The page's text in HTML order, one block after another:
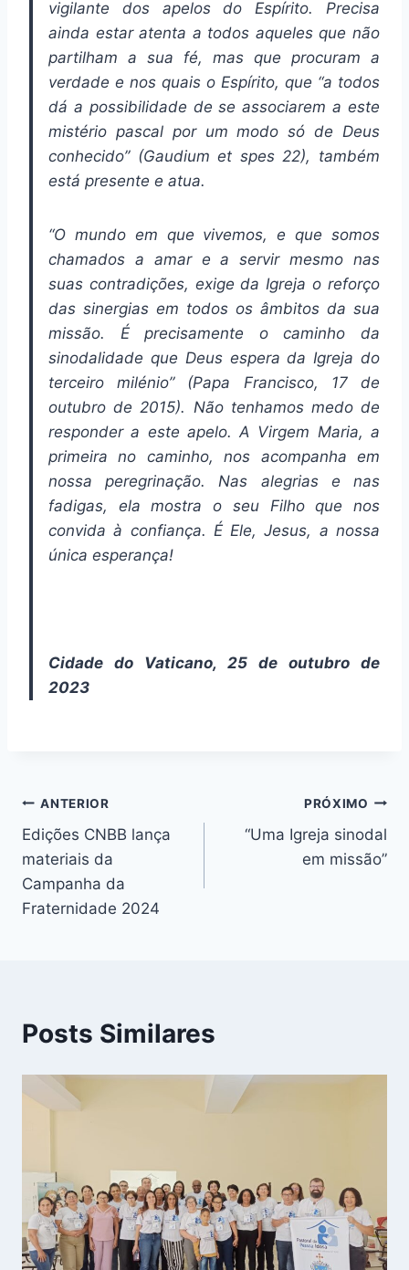
vigilante dos apelos do Espírito. Precisa
ainda estar atenta a todos aqueles que não
partilham a sua fé, mas que procuram a
verdade e nos quais o Espírito, que “a todos
dá a possibilidade de se associarem a este
mistério pascal por um modo só de Deus
conhecido” (Gaudium et spes 22), também
está presente e atua.
“O mundo em que vivemos, e que somos
chamados a amar e a servir mesmo nas
suas contradições, exige da Igreja o reforço
das sinergias em todos os âmbitos da sua
missão. É precisamente o caminho da
sinodalidade que Deus espera da Igreja do
terceiro milénio” (Papa Francisco, 17 de
outubro de 2015). Não tenhamos medo de
responder a este apelo. A Virgem Maria, a
primeira no caminho, nos acompanha em
nossa peregrinação. Nas alegrias e nas
fadigas, ela mostra o seu Filho que nos
convida à confiança. É Ele, Jesus, a nossa
única esperança!
Cidade do Vaticano, 25 de outubro de
2023
Navegação
de
Post
ANTERIOR
Edições CNBB lança
materiais da
Campanha da
Fraternidade 2024
PRÓXIMO
“Uma Igreja sinodal
em missão”
Posts Similares